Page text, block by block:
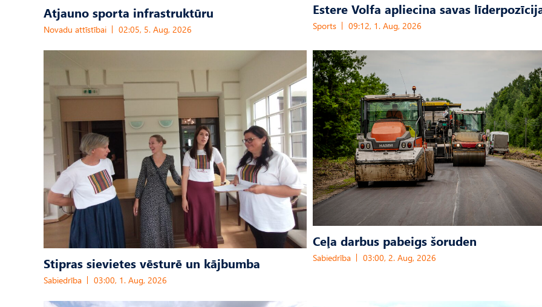
Atjauno sporta infrastruktūru
Novadu attīstībai 02:05, 5. Aug, 2026
Estere Volfa apliecina savas
Sports 09:12, 1. Aug, 2026
Stipras sievietes vēsturē un kājbumba
Sabiedrība 03:00, 1. Aug, 2026
Ceļa darbus pabeigs šoruden
Sabiedrība 03:00, 2. Aug, 2026